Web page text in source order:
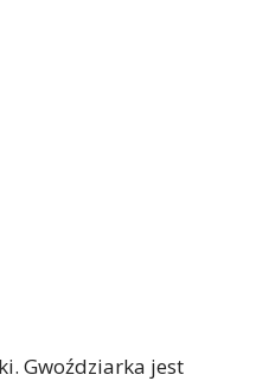
Gwoździarka jest